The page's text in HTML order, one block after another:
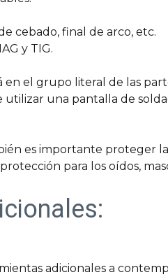
cebado, final de arco, etc.
y TIG.
en el grupo literal de las
una pantalla de
es importante proteger
para los oídos,
adicionales a